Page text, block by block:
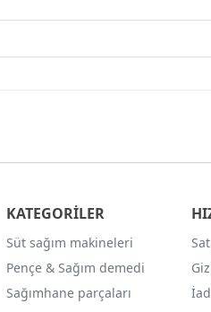
KATEGORİLER
Süt sağım makineleri
Pençe & Sağım demedi
Sağımhane parçaları